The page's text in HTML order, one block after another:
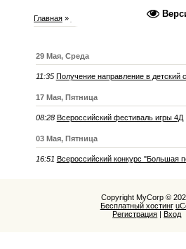
Главная»
29 Мая, Среда
11:35 Получение направление в детский
17 Мая, Пятница
08:28 Всероссийский фестиваль игры 4Д
03 Мая, Пятница
16:51 Всероссийский конкурс "Большая
Copyright MyCorp ©
Бесплатный хостинг
Регистрация
Вход